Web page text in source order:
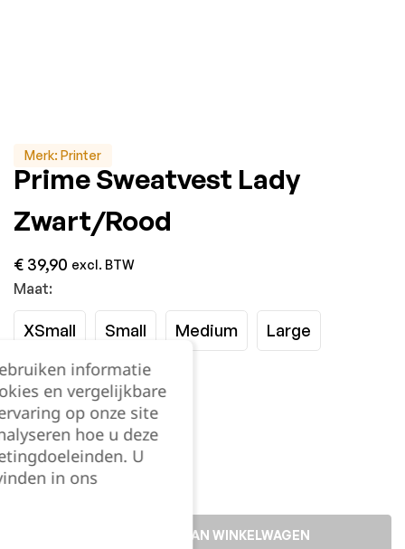
Merk: Printer
Prime Sweatvest Lady
Zwart/Rood
€ 39,90 excl. BTW
Maat:
XSmall Small Medium Large
XLarge XXLarge
Kies je aantal:
TOEVOEGEN AAN WINKELWAGEN
informatie
en vergelijkbare
op onze site
hoe u deze
U
in ons